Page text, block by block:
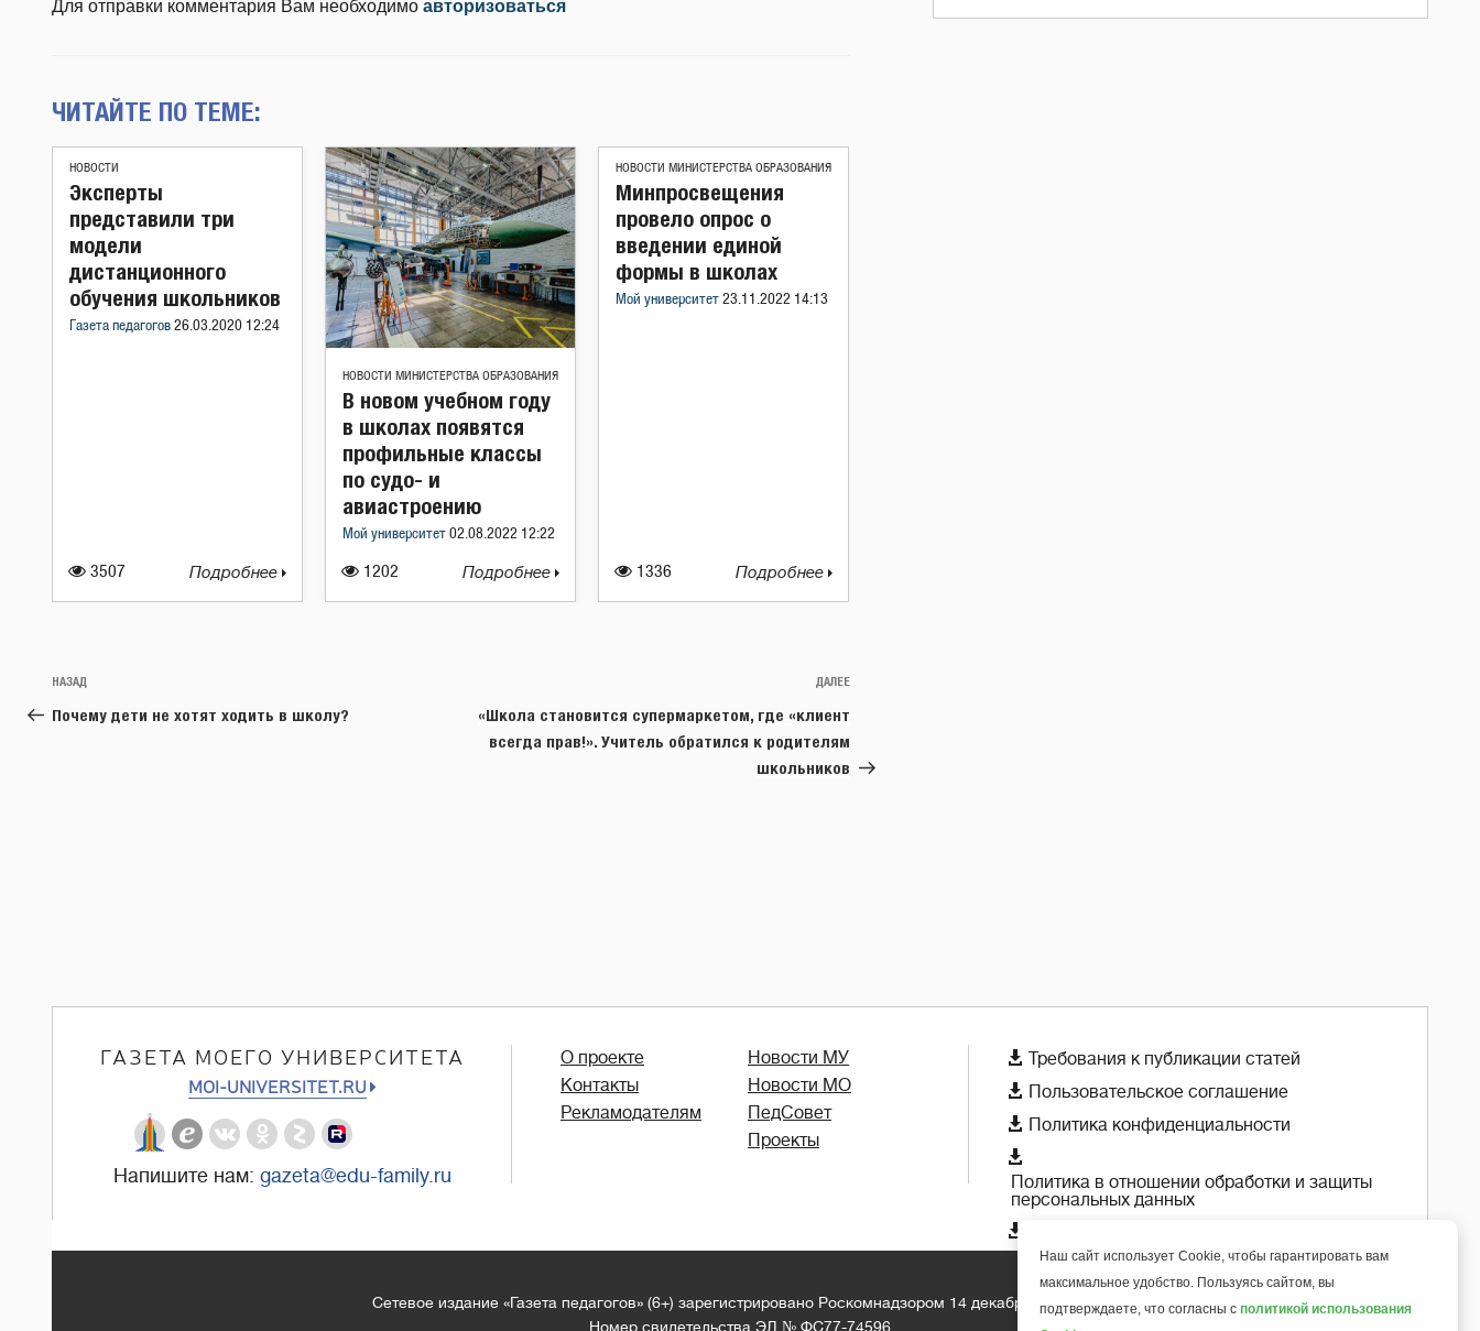
Для отправки комментария Вам необходимо авторизоваться
ЧИТАЙТЕ ПО ТЕМЕ:
НОВОСТИ
3507
Эксперты
представили три
модели
дистанционного
обучения школьников
Газета педагогов 26.03.2020 12:24
Подробнее
НОВОСТИ МИНИСТЕРСТВА ОБРАЗОВАНИЯ
1202
В новом учебном году
в школах появятся
профильные классы
по судо- и
авиастроению
Мой университет 02.08.2022 12:22
Подробнее
НОВОСТИ МИНИСТЕРСТВА ОБРАЗОВАНИЯ
1336
Минпросвещения
провело опрос о
введении единой
формы в школах
Мой университет 23.11.2022 14:13
Подробнее
Навигация
по
Предыдущая
запись:
НАЗАД
Почему дети не хотят ходить в школу?
Следующая
ДАЛЕЕ
«Школа становится супермаркетом, где «клиент
всегда прав!». Учитель обратился к родителям
школьников
ГАЗЕТА МОЕГО УНИВЕРСИТЕТА
MOI-UNIVERSITET.RU
Напишите нам: gazeta@edu-family.ru
О проекте
Контакты
Рекламодателям
Новости МУ
Новости МО
ПедСовет
Проекты
 Требования к публикации статей
 Пользовательское соглашение
 Политика конфиденциальности

Политика в отношении обработки и защиты
персональных данных

Сетевое издание «Газета педагогов» (6+) зарегистрировано Роскомнадзором 14 декабря 2018 года
Номер свидетельства ЭЛ № ФС77-74596
6+
Наш сайт использует Cookie, чтобы гарантировать вам
максимальное удобство. Пользуясь сайтом, вы
подтверждаете, что согласны с политикой использования